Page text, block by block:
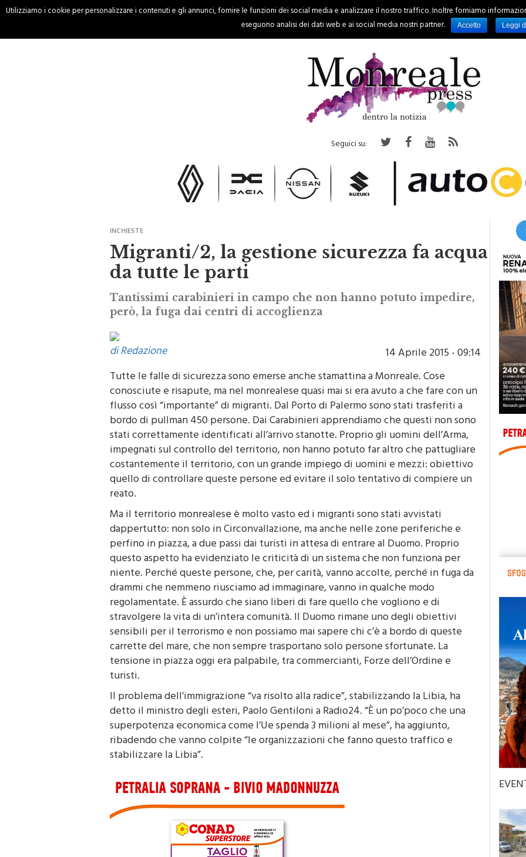
HOME CRONACA PALERMO REGIONE EVENTI RUBRICHE SPORT
Seguici su:
INCHIESTE
Migranti/2, la gestione sicurezza fa acqua
da tutte le parti
Tantissimi carabinieri in campo che non hanno potuto impedire,
però, la fuga dai centri di accoglienza
di Redazione
14 Aprile 2015 - 09:14
Tutte le falle di sicurezza sono emerse anche stamattina a Monreale. Cose
conosciute e risapute, ma nel monrealese quasi mai si era avuto a che fare con un
flusso così “importante” di migranti. Dal Porto di Palermo sono stati trasferiti a
bordo di pullman 450 persone. Dai Carabinieri apprendiamo che questi non sono
stati correttamente identificati all’arrivo stanotte. Proprio gli uomini dell’Arma,
impegnati sul controllo del territorio, non hanno potuto far altro che pattugliare
costantemente il territorio, con un grande impiego di uomini e mezzi: obiettivo
quello di controllare queste persone ed evitare il solo tentativo di compiere un
reato.
Ma il territorio monrealese è molto vasto ed i migranti sono stati avvistati
dappertutto: non solo in Circonvallazione, ma anche nelle zone periferiche e
perfino in piazza, a due passi dai turisti in attesa di entrare al Duomo. Proprio
questo aspetto ha evidenziato le criticità di un sistema che non funziona per
niente. Perché queste persone, che, per carità, vanno accolte, perché in fuga da
drammi che nemmeno riusciamo ad immaginare, vanno in qualche modo
regolamentate. È assurdo che siano liberi di fare quello che vogliono e di
stravolgere la vita di un’intera comunità. Il Duomo rimane uno degli obiettivi
sensibili per il terrorismo e non possiamo mai sapere chi c’è a bordo di queste
carrette del mare, che non sempre trasportano solo persone sfortunate. La
tensione in piazza oggi era palpabile, tra commercianti, Forze dell’Ordine e
turisti.
Il problema dell’immigrazione “va risolto alla radice”, stabilizzando la Libia, ha
detto il ministro degli esteri, Paolo Gentiloni a Radio24. “È un po’poco che una
superpotenza economica come l’Ue spenda 3 milioni al mese”, ha aggiunto,
ribadendo che vanno colpite “le organizzazioni che fanno questo traffico e
stabilizzare la Libia”.
Utilizziamo i cookie per personalizzare i contenuti e gli annunci, fornire le funzioni dei social media e analizzare il nostro traffico. Inoltre forniamo
eseguono analisi dei dati web e ai social media nostri partner.
Accetto Leggi